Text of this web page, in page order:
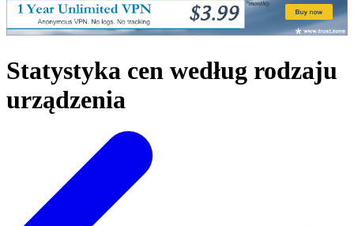
Statystyka cen według rodzaju
urządzenia